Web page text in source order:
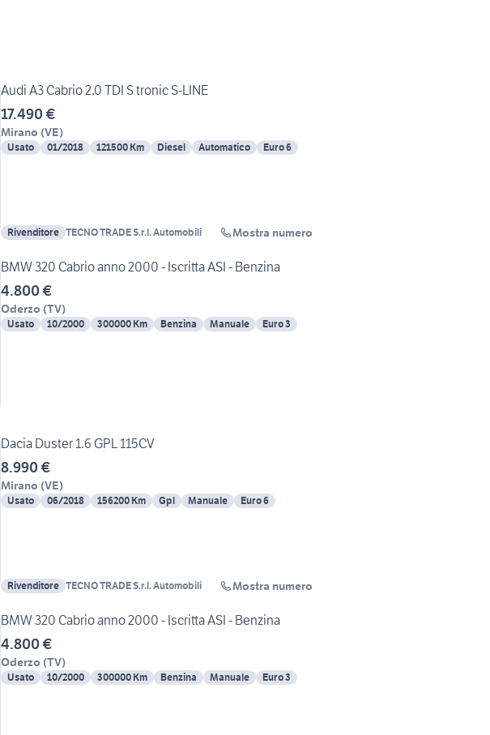
Audi A3 Cabrio 2.0 TDI S tronic S-LINE
17.490 €
Mirano (VE)
Usato 01/2018 121500 Km Diesel Automatico Euro 6
Rivenditore TECNO TRADE S.r.l. Automobili Mostra numero
BMW 320 Cabrio anno 2000 - Iscritta ASI - Benzina
4.800 €
Oderzo (TV)
Usato 10/2000 300000 Km Benzina Manuale Euro 3
Dacia Duster 1.6 GPL 115CV
8.990 €
Mirano (VE)
Usato 06/2018 156200 Km Gpl Manuale Euro 6
Rivenditore TECNO TRADE S.r.l. Automobili Mostra numero
BMW 320 Cabrio anno 2000 - Iscritta ASI - Benzina
4.800 €
Oderzo (TV)
Usato 10/2000 300000 Km Benzina Manuale Euro 3